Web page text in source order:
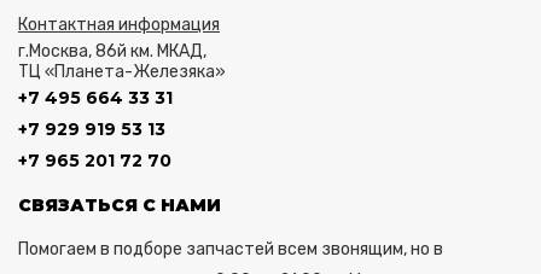
Контактная информация
г.Москва, 86й км. МКАД,
ТЦ «Планета-Железяка»
+7 495 664 33 31
+7 929 919 53 13
+7 965 201 72 70
СВЯЗАТЬСЯ С НАМИ
Помогаем в подборе запчастей всем звонящим, но в